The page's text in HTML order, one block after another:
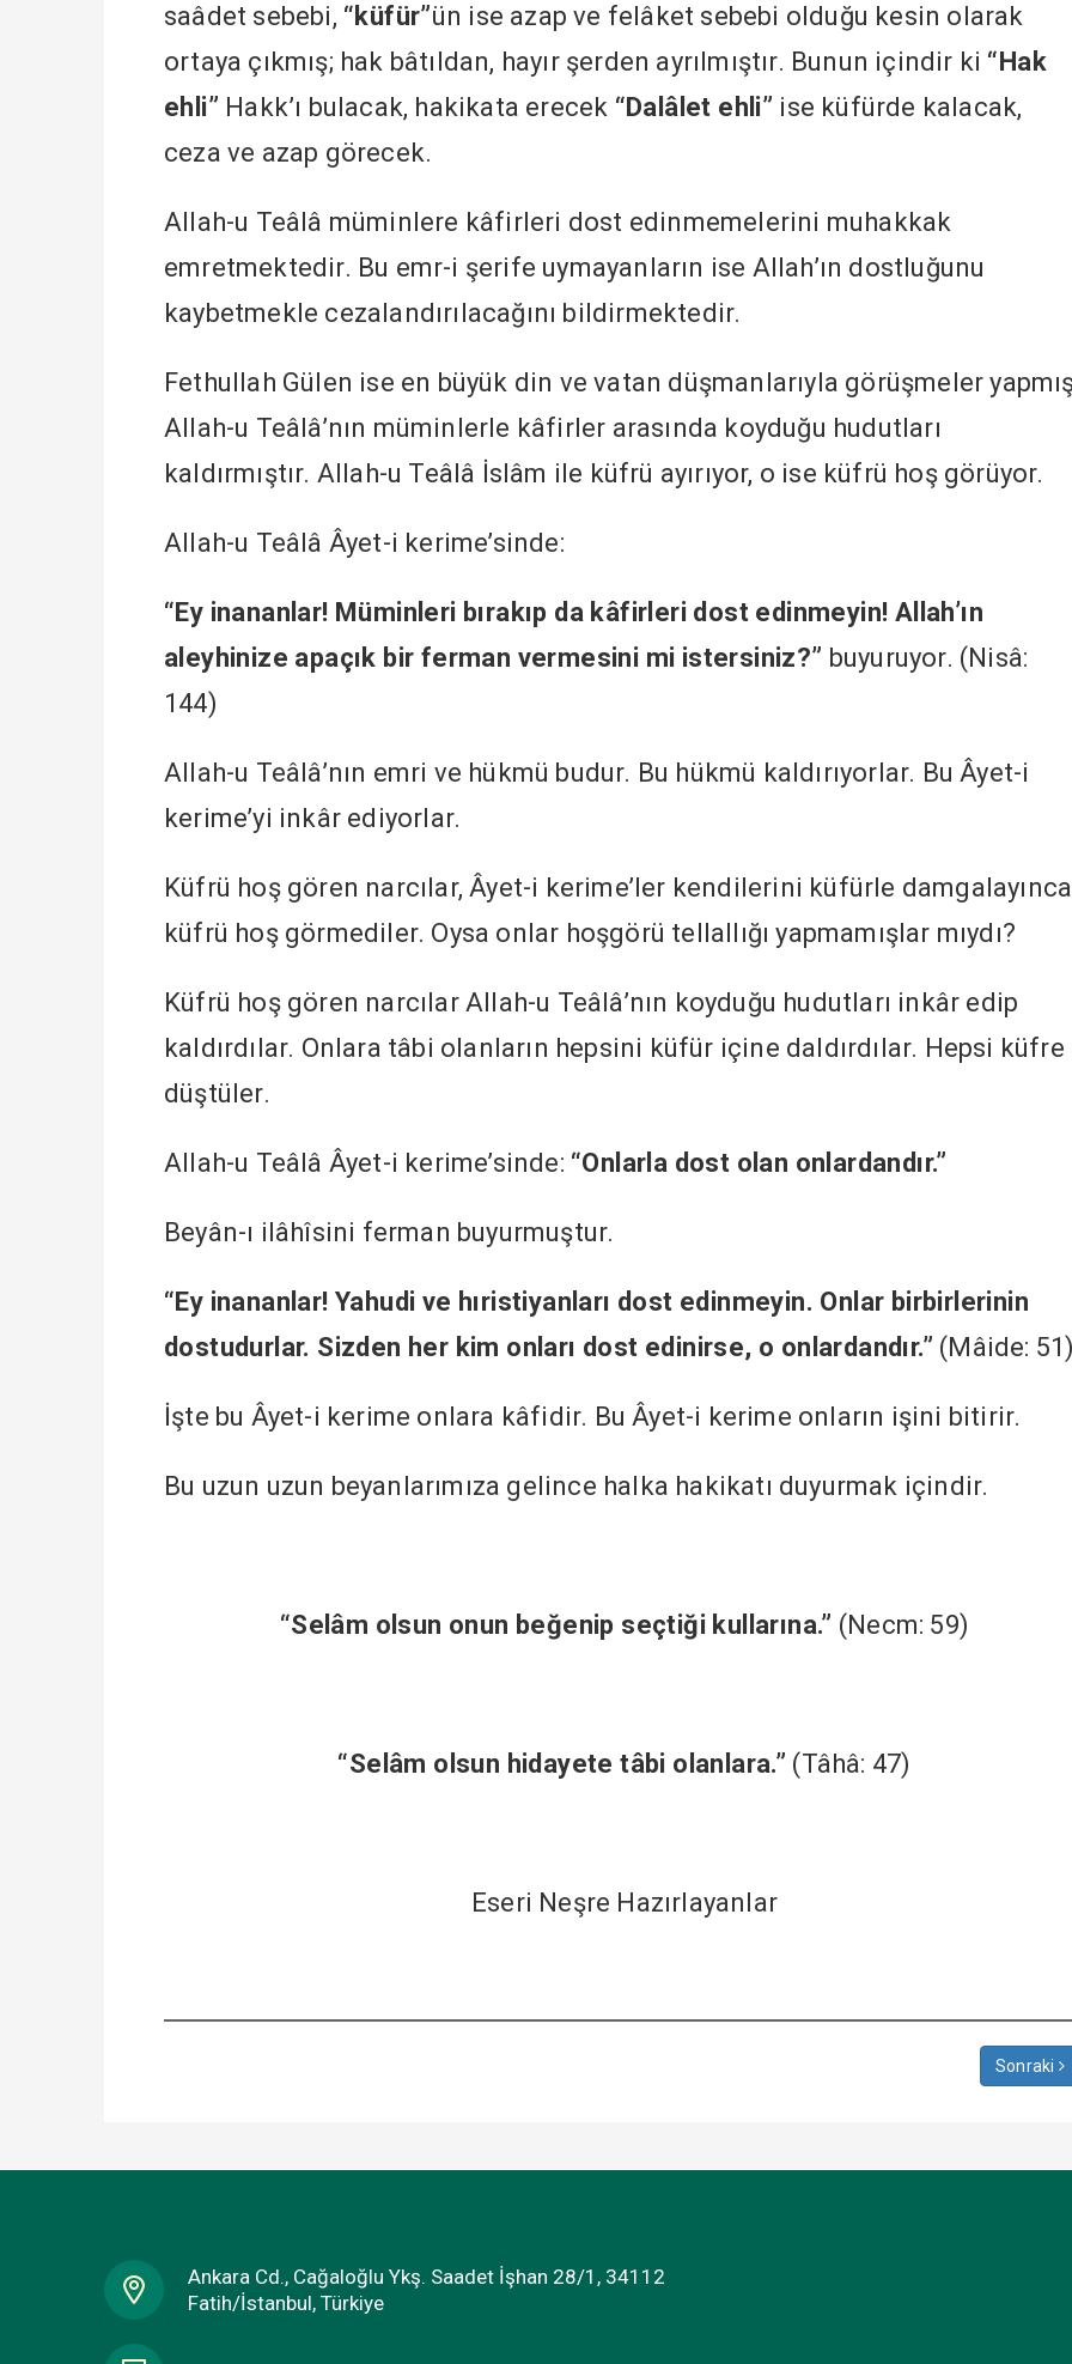
saâdet sebebi, “küfür”ün ise azap ve felâket sebebi olduğu kesin olarak
ortaya çıkmış; hak bâtıldan, hayır şerden ayrılmıştır. Bunun içindir ki “Hak
ehli” Hakk’ı bulacak, hakikata erecek “Dalâlet ehli” ise küfürde kalacak,
ceza ve azap görecek.
Allah-u Teâlâ müminlere kâfirleri dost edinmemelerini muhakkak
emretmektedir. Bu emr-i şerife uymayanların ise Allah’ın dostluğunu
kaybetmekle cezalandırılacağını bildirmektedir.
Fethullah Gülen ise en büyük din ve vatan düşmanlarıyla görüşmeler
Allah-u Teâlâ’nın müminlerle kâfirler arasında koyduğu hudutları
kaldırmıştır. Allah-u Teâlâ İslâm ile küfrü ayırıyor, o ise küfrü hoş görüyor.
Allah-u Teâlâ Âyet-i kerime’sinde:
“Ey inananlar! Müminleri bırakıp da kâfirleri dost edinmeyin! Allah’ın
aleyhinize apaçık bir ferman vermesini mi istersiniz?” buyuruyor. (Nisâ:
144)
Allah-u Teâlâ’nın emri ve hükmü budur. Bu hükmü kaldırıyorlar. Bu Âyet-i
kerime’yi inkâr ediyorlar.
Küfrü hoş gören narcılar, Âyet-i kerime’ler kendilerini küfürle damgalayınca
küfrü hoş görmediler. Oysa onlar hoşgörü tellallığı yapmamışlar mıydı?
Küfrü hoş gören narcılar Allah-u Teâlâ’nın koyduğu hudutları inkâr edip
kaldırdılar. Onlara tâbi olanların hepsini küfür içine daldırdılar. Hepsi küfre
düştüler.
Allah-u Teâlâ Âyet-i kerime’sinde: “Onlarla dost olan onlardandır.”
Beyân-ı ilâhîsini ferman buyurmuştur.
“Ey inananlar! Yahudi ve hıristiyanları dost edinmeyin. Onlar birbirlerinin
dostudurlar. Sizden her kim onları dost edinirse, o onlardandır.” (Mâide:
İşte bu Âyet-i kerime onlara kâfidir. Bu Âyet-i kerime onların işini bitirir.
Bu uzun uzun beyanlarımıza gelince halka hakikatı duyurmak içindir.
“Selâm olsun onun beğenip seçtiği kullarına.” (Necm: 59)
“Selâm olsun hidayete tâbi olanlara.” (Tâhâ: 47)
Eseri Neşre Hazırlayanlar
Sonraki
Ankara Cd., Cağaloğlu Ykş. Saadet İşhan 28/1, 34112
Fatih/İstanbul, Türkiye